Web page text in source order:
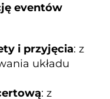
eventów
i przyjęcia: z
układu
: z